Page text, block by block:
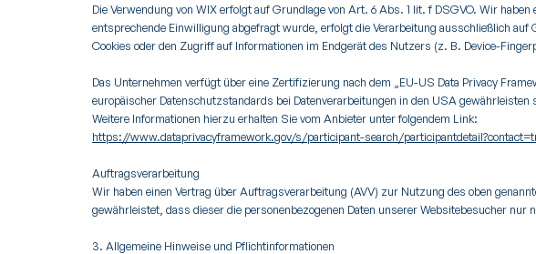
Die Verwendung von WIX erfolgt auf Grundlage von Art. 6 Abs. 1 lit. f DSGVO. Wir
entsprechende Einwilligung abgefragt wurde, erfolgt die Verarbeitung ausschließlich
Cookies oder den Zugriff auf Informationen im Endgerät des Nutzers (z. B. Device-
Das Unternehmen verfügt über eine Zertifizierung nach dem „EU-US Data Privacy
europäischer Datenschutzstandards bei Datenverarbeitungen in den USA
Weitere Informationen hierzu erhalten Sie vom Anbieter unter folgendem Link:
https://www.dataprivacyframework.gov/s/participant-search/
Auftragsverarbeitung
Wir haben einen Vertrag über Auftragsverarbeitung (AVV) zur Nutzung des oben
gewährleistet, dass dieser die personenbezogenen Daten unserer Websitebesucher
3. Allgemeine Hinweise und Pflichtinformationen